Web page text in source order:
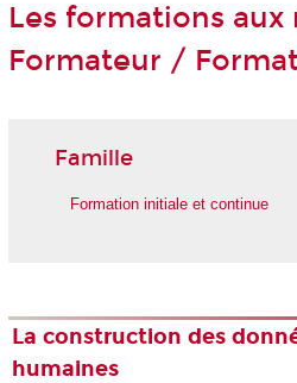
Les formations aux
Formateur /
Famille
Formation initiale et continue
La construction des
humaines